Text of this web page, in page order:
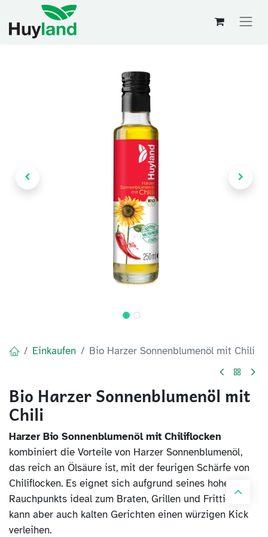
Einkaufen Bio Harzer Sonnenblumenöl mit Chili
Bio Harzer Sonnenblumenöl mit
Chili
Harzer Bio Sonnenblumenöl mit Chiliflocken
kombiniert die Vorteile von Harzer Sonnenblumenöl,
das reich an Ölsäure ist, mit der feurigen Schärfe von
Chiliflocken. Es eignet sich aufgrund seines hohen
Rauchpunkts ideal zum Braten, Grillen und Frittieren,
kann aber auch kalten Gerichten einen würzigen Kick
verleihen.